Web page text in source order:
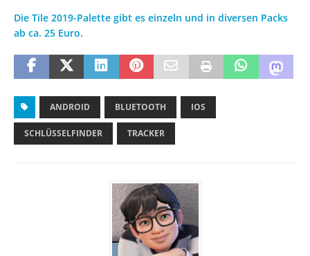
Die Tile 2019-Palette gibt es einzeln und in diversen Packs
ab ca. 25 Euro.
ANDROID BLUETOOTH IOS
SCHLÜSSELFINDER TRACKER